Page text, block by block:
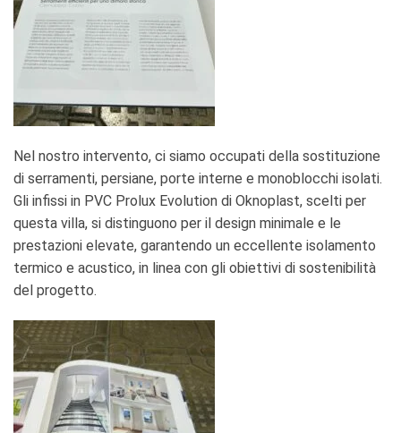
Nel nostro intervento, ci siamo occupati della sostituzione
di serramenti, persiane, porte interne e monoblocchi isolati.
Gli infissi in PVC Prolux Evolution di Oknoplast, scelti per
questa villa, si distinguono per il design minimale e le
prestazioni elevate, garantendo un eccellente isolamento
termico e acustico, in linea con gli obiettivi di sostenibilità
del progetto.